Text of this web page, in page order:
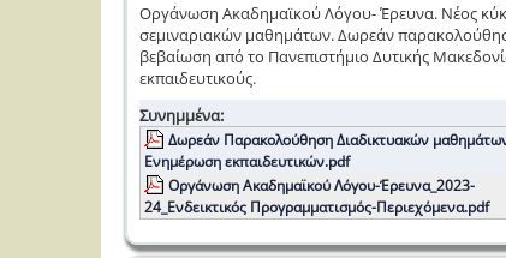
Οργάνωση Ακαδημαϊκού Λόγου- Έρευνα. Νέος
σεμιναριακών μαθημάτων. Δωρεάν
βεβαίωση από το Πανεπιστήμιο Δυτικής
εκπαιδευτικούς.
Συνημμένα:
Δωρεάν Παρακολούθηση Διαδικτυακών
Ενημέρωση εκπαιδευτικών.pdf
Οργάνωση Ακαδημαϊκού Λόγου-Έρευνα_2023-
24_Ενδεικτικός Προγραμματισμός-Περιεχόμενα.pdf